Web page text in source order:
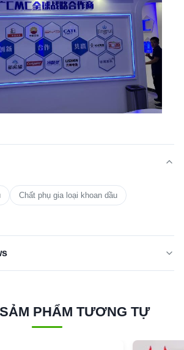
Chất phụ gia loại khoan dầu
PHẨM TƯƠNG TỰ